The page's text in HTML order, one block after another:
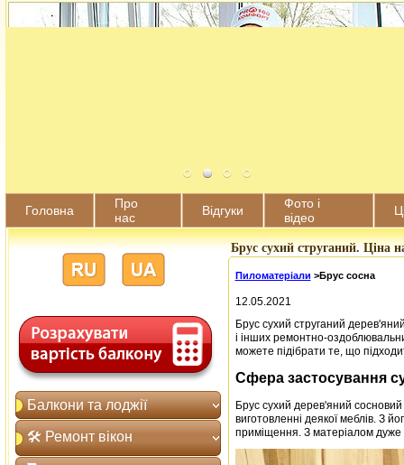
Головна
Про
нас
Відгуки
Фото і
відео
Балкони та лоджії
🛠️ Ремонт вікон
Брус сухий струганий. Ціна
Пиломатеріали >Брус сосна
12.05.2021
Брус сухий струганий
і інших ремонтно-
можете підібрати те, що
Сфера застосування
Брус сухий дерев'яний сосновий
виготовленні деякої меблів. З
приміщення. З матеріалом дуже